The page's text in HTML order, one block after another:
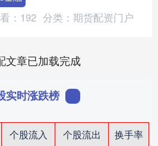
： 192 分类： 期货配资门户
文章已加载完成
实时涨跌榜
个股流入 个股流出
换手率